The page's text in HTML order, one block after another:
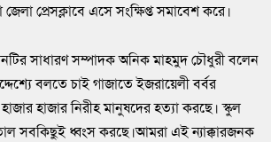
প্রেসক্লাবে এসে সংক্ষিপ্ত সমাবেশ করে।
সাধারণ সম্পাদক অনিক মাহমুদ চৌধুরী বলেন
বলতে চাই গাজাতে ইজরায়েলী বর্বর
হাজার নিরীহ মানুষদের হত্যা করছে। স্কুল
সবকিছুই ধ্বংস করছে।আমরা এই ন্যাক্কারজনক